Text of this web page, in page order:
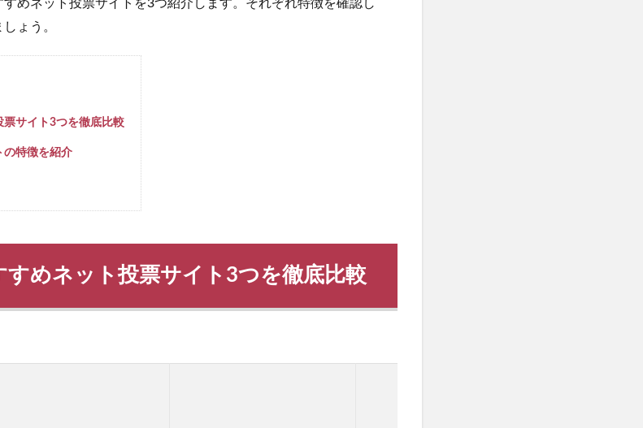
めネット投票サイトを3つ紹介します。それぞれ特徴を確認し
ょう。
サイト3つを徹底比較
の特徴を紹介
めネット投票サイト3つを徹底比較